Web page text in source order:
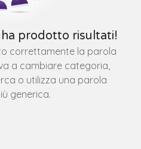
prodotto risultati!
correttamente la parola
a cambiare categoria,
o utilizza una parola
generica.